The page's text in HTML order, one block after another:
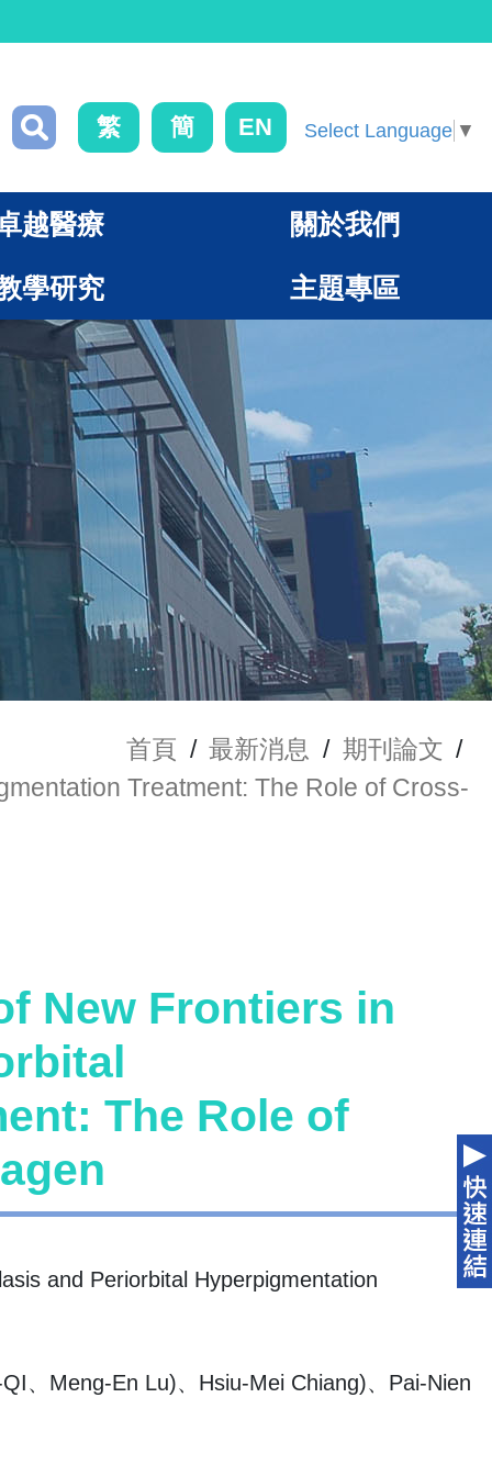
繁 簡 EN Select Language ▼
越醫療 關於我們
學研究 主題專區
首頁 / 最新消息 / 期刊論文 /
Treatment: The Role of Cross-
New Frontiers in
The Role of
and Periorbital Hyperpigmentation
、Meng-En Lu)、Hsiu-Mei Chiang)、Pai-Nien